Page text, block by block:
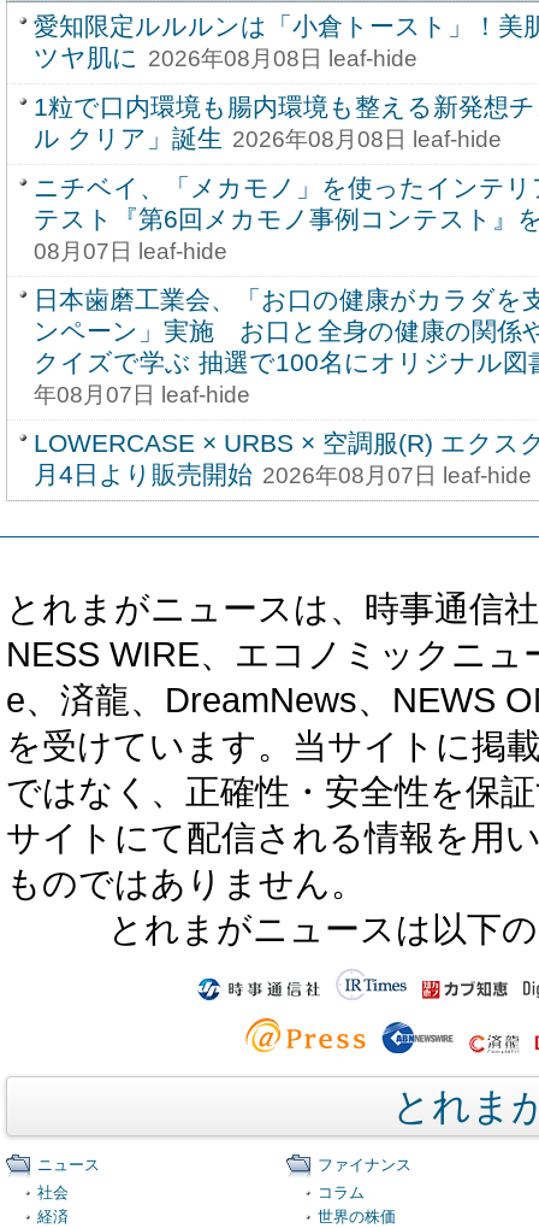
愛知限定ルルルンは「小倉トースト」！美
ツヤ肌に 2026年08月08日 leaf-hide
1粒で口内環境も腸内環境も整える新発想
ル クリア」誕生 2026年08月08日 leaf-hide
ニチベイ、「メカモノ」を使ったインテ
テスト『第6回メカモノ事例コンテスト』
08月07日 leaf-hide
日本歯磨工業会、「お口の健康がカラダを
ンペーン」実施 お口と全身の健康の関係
クイズで学ぶ 抽選で100名にオリジナル図
年08月07日 leaf-hide
LOWERCASE × URBS × 空調服(R) エク
月4日より販売開始 2026年08月07日 leaf-hide
とれまがニュースは、時事通信
NESS WIRE、エコノミックニ
e、済龍、DreamNews、NEWS
を受けています。当サイトに掲
ではなく、正確性・安全性を保
サイトにて配信される情報を用
ものではありません。
とれまがニュースは以下
とれま
ニュース
社会
経済
ファイナンス
コラム
世界の株価